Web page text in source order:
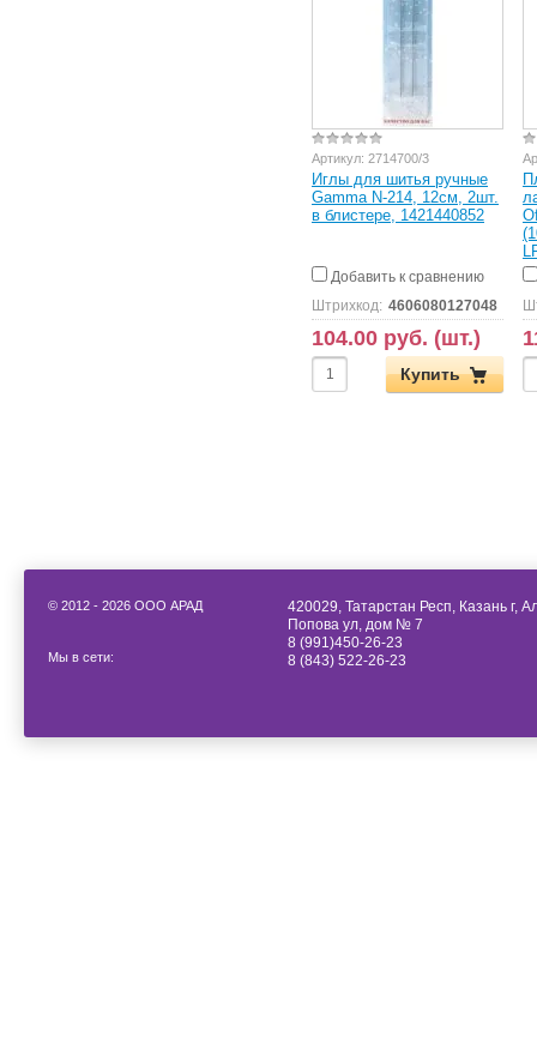
Артикул: 2714700/3
Иглы для шитья ручные
Gamma N-214, 12см, 2шт.
в блистере, 1421440852
Добавить к сравнению
Штрихкод: 4606080127048
104.00 руб. (шт.)
Купить
© 2012 - 2026 ООО АРАД
Мы в сети:
420029, Татарстан Респ, Казань г,
Попова ул, дом № 7
8 (991)450-26-23
8 (843) 522-26-23